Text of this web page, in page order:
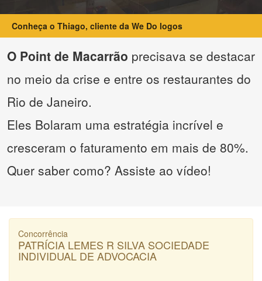
Conheça o Thiago, cliente da We Do logos
O Point de Macarrão precisava se destacar
no meio da crise e entre os restaurantes do
Rio de Janeiro.
Eles Bolaram uma estratégia incrível e
cresceram o faturamento em mais de 80%.
Quer saber como? Assiste ao vídeo!
Concorrência
PATRÍCIA LEMES R SILVA SOCIEDADE
INDIVIDUAL DE ADVOCACIA